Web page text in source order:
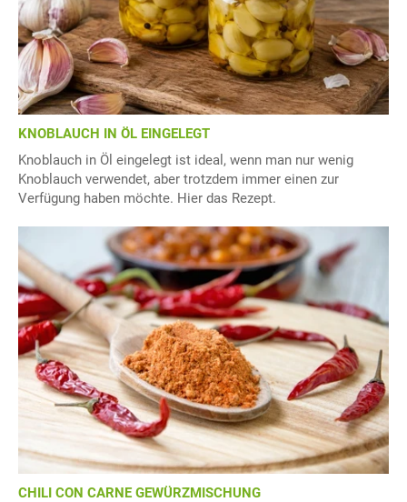
KNOBLAUCH IN ÖL EINGELEGT
Knoblauch in Öl eingelegt ist ideal, wenn man nur wenig
Knoblauch verwendet, aber trotzdem immer einen zur
Verfügung haben möchte. Hier das Rezept.
CHILI CON CARNE GEWÜRZMISCHUNG